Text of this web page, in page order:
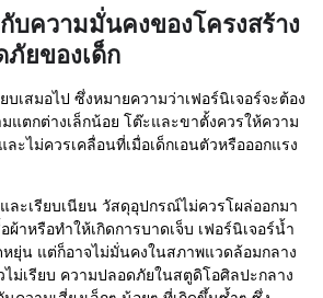
ความมั่นคงของโครงสร้าง
ยของเด็ก
บเสมอไป ซึ่งหมายความว่าเฟอร์นิเจอร์จะต้อง
ตกต่างเล็กน้อย โต๊ะและขาตั้งควรให้ความ
ไม่ควรเคลื่อนที่เมื่อเด็กเอนตัวหรือออกแรง
ะเรียบเนียน วัสดุอุปกรณ์ไม่ควรโผล่ออกมา
าหรือทำให้เกิดการบาดเจ็บ เฟอร์นิเจอร์น้ำ
ยุ่น แต่ก็อาจไม่มั่นคงในสภาพแวดล้อมกลาง
ม่เรียบ ความปลอดภัยในสตูดิโอศิลปะกลาง